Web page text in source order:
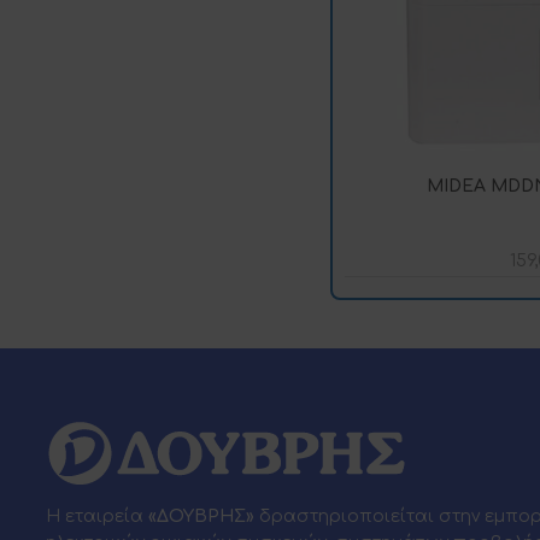
MIDEA
Η εταιρεία «ΔΟΥΒΡΗΣ» δραστηριοποιείται στην